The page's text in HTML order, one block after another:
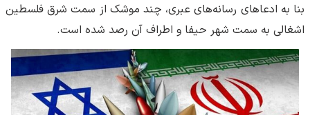
بنا به ادعاهای رسانه‌های عبری، چند موشک از سمت شرق فلسطین
اشغالی به سمت شهر حیفا و اطراف آن رصد شده است.